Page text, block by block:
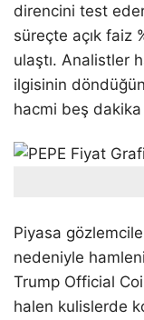
direncini test
süreçte açık faiz
ulaştı. Analistler
ilgisinin
hacmi beş
Piyasa
nedeniyle
Trump Official
halen kulislerde